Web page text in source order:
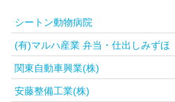
シートン動物病院
(有)マルハ産業 弁当・仕出しみずほ
関東自動車興業(株)
安藤整備工業(株)